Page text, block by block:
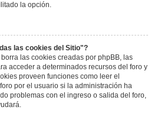
la opción.
las cookies del Sitio"?
las cookies creadas por phpBB, las
acceder a determinados recursos del foro y
proveen funciones como leer el
por el usuario si la administración ha
problemas con el ingreso o salida del foro,